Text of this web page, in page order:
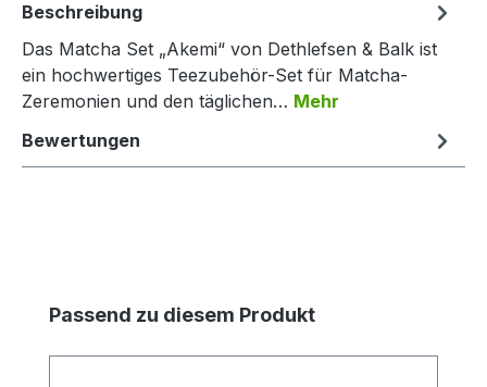
Beschreibung
Das Matcha Set „Akemi“ von Dethlefsen & Balk ist
ein hochwertiges Teezubehör-Set für Matcha-
Zeremonien und den täglichen… Mehr
Bewertungen
Produktgalerie überspringen
Passend zu diesem Produkt